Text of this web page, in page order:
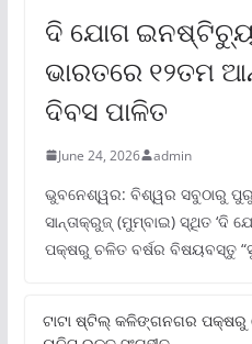
ଦି ଯୋଗ
ଭାରତରେ ୧୨ତମ
ଦିବସ ପାଳିତ
June 24, 2026 admin
ଭୁବନେଶ୍ୱର: ବିଶ୍ୱର ସବୁଠାରୁ
ସାନ୍ତାକ୍ରୁଜ୍ (ମୁମ୍ବାଇ) ସ୍ଥିତ
ପକ୍ଷରୁ ଚଳିତ ବର୍ଷର ବିଷୟବସ୍ତୁ
ଟାଟା ଷ୍ଟିଲ୍‌ କଳିଙ୍ଗନଗର ପକ୍ଷରୁ